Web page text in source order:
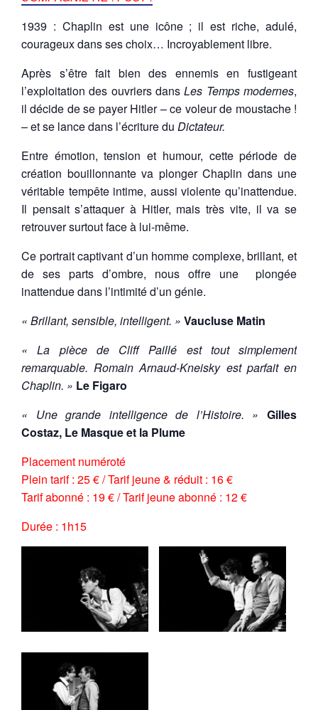
1939 : Chaplin est une icône ; il est riche, adulé,
courageux dans ses choix… Incroyablement libre.
Après s’être fait bien des ennemis en fustigeant
l’exploitation des ouvriers dansLes Temps modernes,
il décide de se payer Hitler – ce voleur de moustache !
– et se lance dans l’écriture du Dictateur.
Entre émotion, tension et humour, cette période de
création bouillonnante va plonger Chaplin dans une
véritable tempête intime, aussi violente qu’inattendue.
Il pensait s’attaquer à Hitler, mais très vite, il va se
retrouver surtout face à lui-même.
Ce portrait captivant d’un homme complexe, brillant, et
de ses parts d’ombre, nous offre une plongée
inattendue dans l’intimité d’un génie.
« Brillant, sensible, intelligent. » Vaucluse Matin
« La pièce de Cliff Paillé est tout simplement
remarquable. Romain Arnaud-Kneisky est parfait en
Chaplin. » Le Figaro
« Une grande intelligence de l’Histoire. » Gilles
Costaz, Le Masque et la Plume
Placement numéroté
Plein tarif : 25 € / Tarif jeune & réduit : 16 €
Tarif abonné : 19 € / Tarif jeune abonné : 12 €
Durée : 1h15